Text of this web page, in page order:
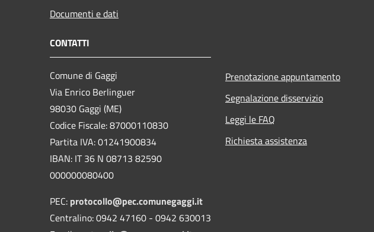
Documenti e dati
CONTATTI
Comune di Gaggi
Via Enrico Berlinguer
98030 Gaggi (ME)
Codice Fiscale: 87000110830
Partita IVA: 01241900834
IBAN: IT 36 N 08713 82590
000000080400
PEC: protocollo@pec.comunegaggi.it
Centralino: 0942 47160 - 0942 630013
Prenotazione appuntamento
Segnalazione disservizio
Leggi le FAQ
Richiesta assistenza